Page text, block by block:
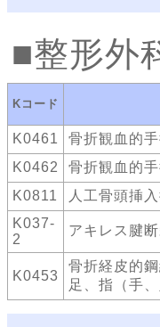
整形外
Kコード
K0461
骨折観血的
K0462
骨折観血的
K0811
人工骨頭挿
K037-
2
アキレス腱
K0453
骨折経皮的
足、指（手